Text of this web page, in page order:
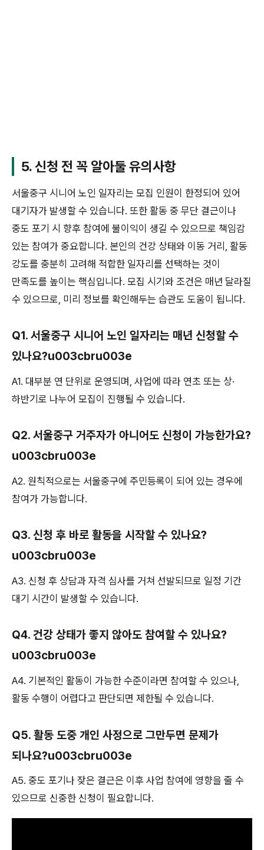
5. 신청 전 꼭 알아둘 유의사항
서울중구 시니어 노인 일자리는 모집 인원이 한정되어 있어
대기자가 발생할 수 있습니다. 또한 활동 중 무단 결근이나
중도 포기 시 향후 참여에 불이익이 생길 수 있으므로 책임감
있는 참여가 중요합니다. 본인의 건강 상태와 이동 거리, 활동
강도를 충분히 고려해 적합한 일자리를 선택하는 것이
만족도를 높이는 핵심입니다. 모집 시기와 조건은 매년 달라질
수 있으므로, 미리 정보를 확인해두는 습관도 도움이 됩니다.
Q1. 서울중구 시니어 노인 일자리는 매년 신청할 수
있나요?u003cbru003e
A1. 대부분 연 단위로 운영되며, 사업에 따라 연초 또는 상·
하반기로 나누어 모집이 진행될 수 있습니다.
Q2. 서울중구 거주자가 아니어도 신청이 가능한가요?
u003cbru003e
A2. 원칙적으로는 서울중구에 주민등록이 되어 있는 경우에
참여가 가능합니다.
Q3. 신청 후 바로 활동을 시작할 수 있나요?
u003cbru003e
A3. 신청 후 상담과 자격 심사를 거쳐 선발되므로 일정 기간
대기 시간이 발생할 수 있습니다.
Q4. 건강 상태가 좋지 않아도 참여할 수 있나요?
u003cbru003e
A4. 기본적인 활동이 가능한 수준이라면 참여할 수 있으나,
활동 수행이 어렵다고 판단되면 제한될 수 있습니다.
Q5. 활동 도중 개인 사정으로 그만두면 문제가
되나요?u003cbru003e
A5. 중도 포기나 잦은 결근은 이후 사업 참여에 영향을 줄 수
있으므로 신중한 신청이 필요합니다.